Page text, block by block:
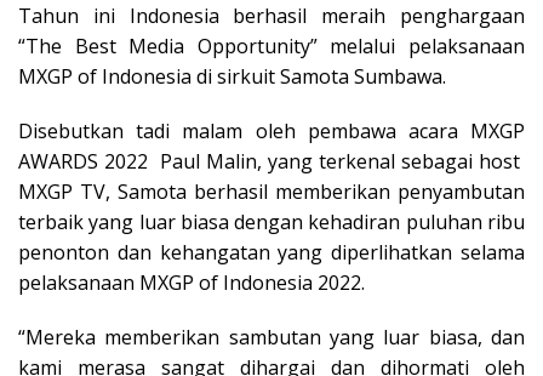
Tahun ini Indonesia berhasil meraih penghargaan
“The Best Media Opportunity” melalui pelaksanaan
MXGP of Indonesia di sirkuit Samota Sumbawa.
Disebutkan tadi malam oleh pembawa acara MXGP
AWARDS 2022 Paul Malin, yang terkenal sebagai host
MXGP TV, Samota berhasil memberikan penyambutan
terbaik yang luar biasa dengan kehadiran puluhan ribu
penonton dan kehangatan yang diperlihatkan selama
pelaksanaan MXGP of Indonesia 2022.
“Mereka memberikan sambutan yang luar biasa, dan
kami merasa sangat dihargai dan dihormati oleh